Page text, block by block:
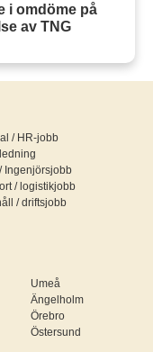
i omdöme på
av TNG
/ HR-jobb
Ingenjörsjobb
/ logistikjobb
/ driftsjobb
Umeå
Ängelholm
Örebro
Östersund